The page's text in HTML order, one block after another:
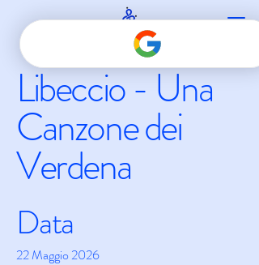
Libeccio - Una
Canzone dei
Verdena
Data
22 Maggio 2026